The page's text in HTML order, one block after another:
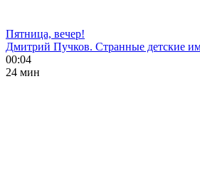
Пятница, вечер!
Дмитрий Пучков. Странные детские
00:04
24 мин